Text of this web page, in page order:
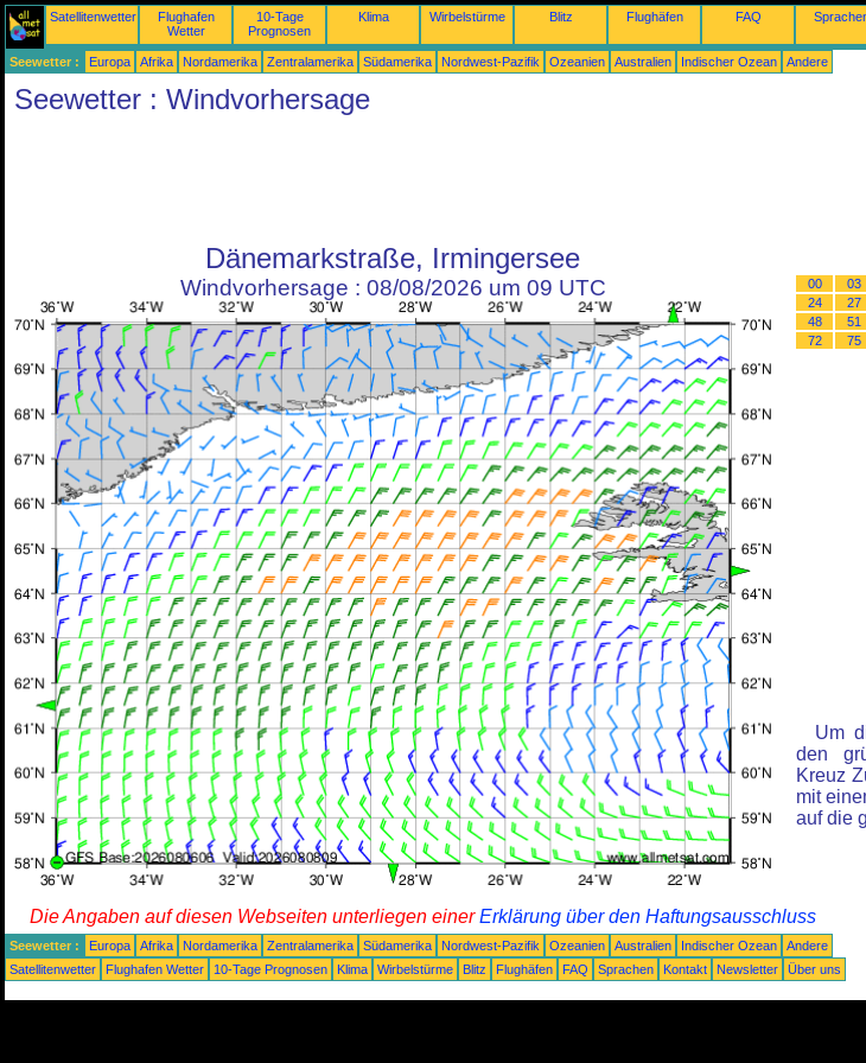
Satellitenwetter
Flughafen
Wetter
10-Tage
Prognosen
Klima Wirbelstürme Blitz Flughäfen FAQ
Seewetter : Europa Afrika Nordamerika Zentralamerika Südamerika Nordwest-Pazifik Ozeanien Australien Indischer Ozean Andere
Seewetter : Windvorhersage
Dänemarkstraße, Irmingersee
Windvorhersage : 08/08/2026 um 09 UTC 00 03
24
27
48
51
72
75
Um
den
Kreuz
mit
auf die
Die Angaben auf diesen Webseiten unterliegen einerErklärung über den Haftungsausschluss
Seewetter : Europa Afrika Nordamerika Zentralamerika Südamerika Nordwest-Pazifik Ozeanien Australien Indischer Ozean
Andere
Satellitenwetter
Flughafen Wetter 10-Tage Prognosen Klima Wirbelstürme Blitz Flughäfen FAQ Sprachen Kontakt Newsletter Über uns